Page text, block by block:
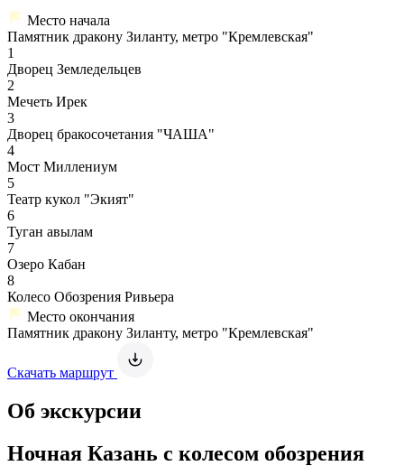
Место начала
Памятник дракону Зиланту, метро "Кремлевская"
1
Дворец Земледельцев
2
Мечеть Ирек
3
Дворец бракосочетания "ЧАША"
4
Мост Миллениум
5
Театр кукол "Экият"
6
Туган авылам
7
Озеро Кабан
8
Колесо Обозрения Ривьера
Место окончания
Памятник дракону Зиланту, метро "Кремлевская"
Скачать маршрут
Об экскурсии
Ночная Казань с колесом обозрения